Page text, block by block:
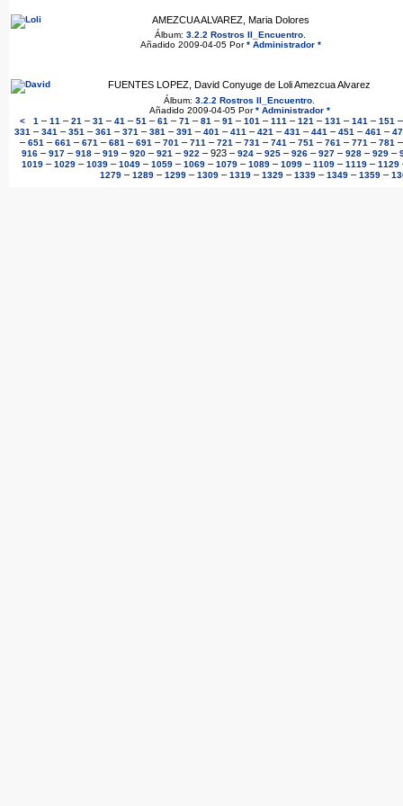
AMEZCUA ALVAREZ, Maria Dolores
Álbum: 3.2.2 Rostros II_Encuentro.
Añadido 2009-04-05 Por* Administrador *
FUENTES LOPEZ, David Conyuge de Loli Amezcua Alvarez
Álbum: 3.2.2 Rostros II_Encuentro
Añadido 2009-04-05 Por* Administrador *
<
1 – 11 – 21 – 31 – 41 – 51 – 61 – 71 – 81 – 91 – 101 – 111 – 121 – 131 – 141 – 151
331 – 341 – 351 – 361 – 371 – 381 – 391 – 401 – 411 – 421 – 431 – 441 – 451 – 461 –
– 651 – 661 – 671 – 681 – 691 – 701 – 711 – 721 – 731 – 741 – 751 – 761 – 771 – 781
916– 917– 918– 919– 920– 921 – 922 – 923– 924– 925– 926– 927– 928– 929–
1019– 1029– 1039– 1049– 1059– 1069– 1079– 1089– 1099– 1109– 1119– 1129
1279– 1289– 1299– 1309– 1319– 1329– 1339– 1349– 1359–